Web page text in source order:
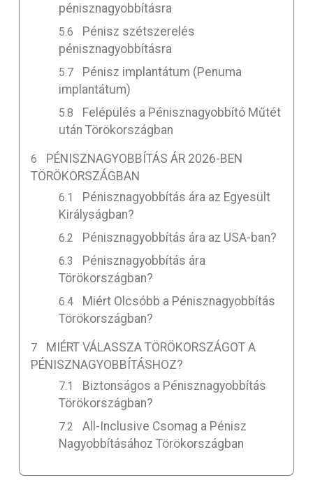
pénisznagyobbításra
Pénisz szétszerelés
pénisznagyobbításra
Pénisz implantátum (Penuma
implantátum)
Felépülés a Pénisznagyobbító Műtét
után Törökországban
PÉNISZNAGYOBBÍTÁS ÁR 2026-BEN
TÖRÖKORSZÁGBAN
Pénisznagyobbítás ára az Egyesült
Királyságban?
Pénisznagyobbítás ára az USA-ban?
Pénisznagyobbítás ára
Törökországban?
Miért Olcsóbb a Pénisznagyobbítás
Törökországban?
MIÉRT VÁLASSZA TÖRÖKORSZÁGOT A
PÉNISZNAGYOBBÍTÁSHOZ?
Biztonságos a Pénisznagyobbítás
Törökországban?
All-Inclusive Csomag a Pénisz
Nagyobbításához Törökországban